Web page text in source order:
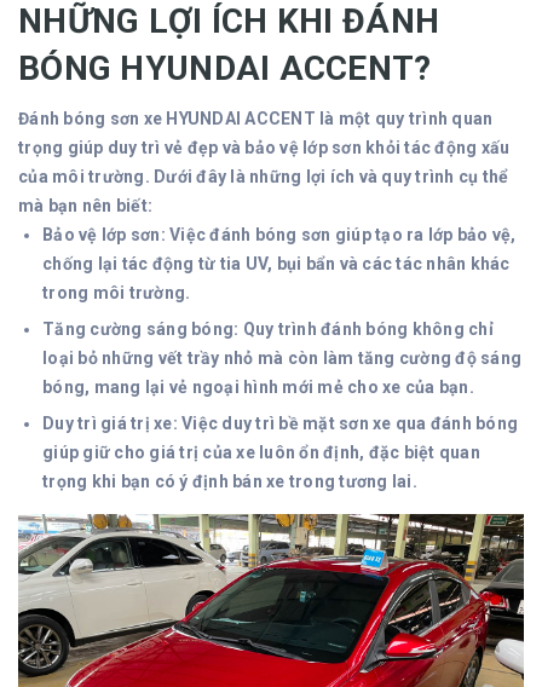
NHỮNG LỢI ÍCH KHI ĐÁNH
BÓNG HYUNDAI ACCENT?
Đánh bóng sơn xe HYUNDAI ACCENT là một quy trình quan
trọng giúp duy trì vẻ đẹp và bảo vệ lớp sơn khỏi tác động xấu
của môi trường. Dưới đây là những lợi ích và quy trình cụ thể
mà bạn nên biết:
Bảo vệ lớp sơn: Việc đánh bóng sơn giúp tạo ra lớp bảo vệ,
chống lại tác động từ tia UV, bụi bẩn và các tác nhân khác
trong môi trường.
Tăng cường sáng bóng: Quy trình đánh bóng không chỉ
loại bỏ những vết trầy nhỏ mà còn làm tăng cường độ sáng
bóng, mang lại vẻ ngoại hình mới mẻ cho xe của bạn.
Duy trì giá trị xe: Việc duy trì bề mặt sơn xe qua đánh bóng
giúp giữ cho giá trị của xe luôn ổn định, đặc biệt quan
trọng khi bạn có ý định bán xe trong tương lai.